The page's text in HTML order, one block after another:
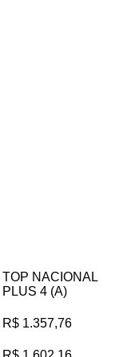
TOP NACIONAL
PLUS 4 (A)
R$ 1.357,76